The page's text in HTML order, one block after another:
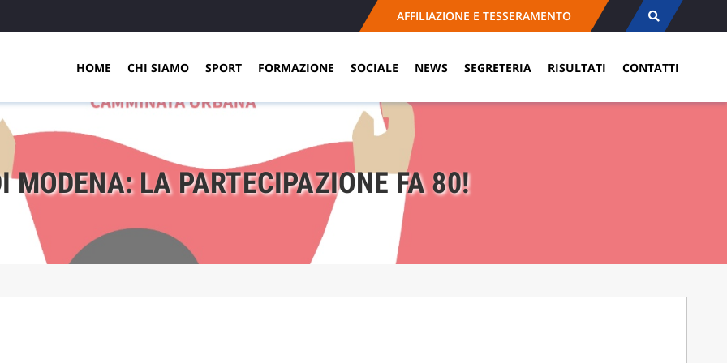
AFFILIAZIONE E TESSERAMENTO
HOME CHI SIAMO SPORT FORMAZIONE SOCIALE NEWS SEGRETERIA RISULTATI CONTATTI
MODENA: LA PARTECIPAZIONE FA 80!